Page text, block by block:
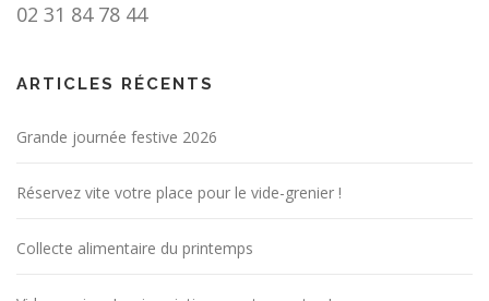
02 31 84 78 44
ARTICLES RÉCENTS
Grande journée festive 2026
Réservez vite votre place pour le vide-grenier !
Collecte alimentaire du printemps